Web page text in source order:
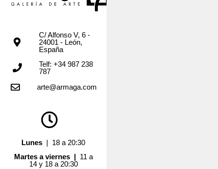
C/ Alfonso V, 6 -
24001 - León,
España
Telf: +34 987 238
787
arte@armaga.com
Lunes | 18 a 20:30
Martes a viernes | 11 a
14 y 18 a 20:30